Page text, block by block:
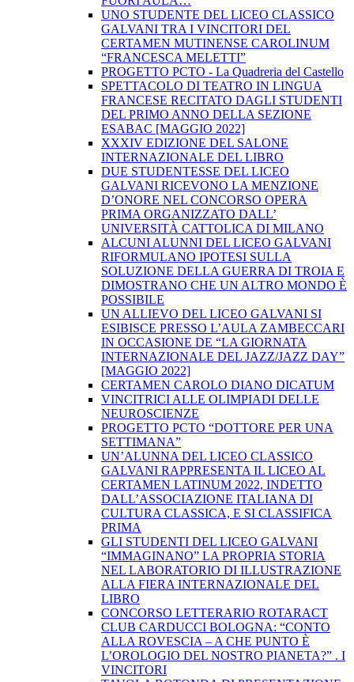
UNO STUDENTE DEL LICEO CLASSICO
GALVANI TRA I VINCITORI DEL
CERTAMEN MUTINENSE CAROLINUM
“FRANCESCA MELETTI”
PROGETTO PCTO - La Quadreria del Castello
SPETTACOLO DI TEATRO IN LINGUA
FRANCESE RECITATO DAGLI STUDENTI
DEL PRIMO ANNO DELLA SEZIONE
ESABAC [MAGGIO 2022]
XXXIV EDIZIONE DEL SALONE
INTERNAZIONALE DEL LIBRO
DUE STUDENTESSE DEL LICEO
GALVANI RICEVONO LA MENZIONE
D’ONORE NEL CONCORSO OPERA
PRIMA ORGANIZZATO DALL’
UNIVERSITÀ CATTOLICA DI MILANO
ALCUNI ALUNNI DEL LICEO GALVANI
RIFORMULANO IPOTESI SULLA
SOLUZIONE DELLA GUERRA DI TROIA E
DIMOSTRANO CHE UN ALTRO MONDO È
POSSIBILE
UN ALLIEVO DEL LICEO GALVANI SI
ESIBISCE PRESSO L’AULA ZAMBECCARI
IN OCCASIONE DE “LA GIORNATA
INTERNAZIONALE DEL JAZZ/JAZZ DAY”
[MAGGIO 2022]
CERTAMEN CAROLO DIANO DICATUM
VINCITRICI ALLE OLIMPIADI DELLE
NEUROSCIENZE
PROGETTO PCTO “DOTTORE PER UNA
SETTIMANA”
UN’ALUNNA DEL LICEO CLASSICO
GALVANI RAPPRESENTA IL LICEO AL
CERTAMEN LATINUM 2022, INDETTO
DALL’ASSOCIAZIONE ITALIANA DI
CULTURA CLASSICA, E SI CLASSIFICA
PRIMA
GLI STUDENTI DEL LICEO GALVANI
“IMMAGINANO” LA PROPRIA STORIA
NEL LABORATORIO DI ILLUSTRAZIONE
ALLA FIERA INTERNAZIONALE DEL
LIBRO
CONCORSO LETTERARIO ROTARACT
CLUB CARDUCCI BOLOGNA: “CONTO
ALLA ROVESCIA – A CHE PUNTO È
L’OROLOGIO DEL NOSTRO PIANETA?” . I
VINCITORI